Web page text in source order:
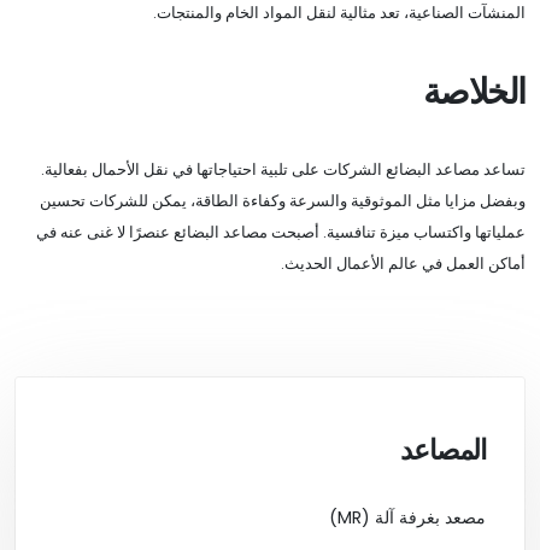
المنشآت الصناعية، تعد مثالية لنقل المواد الخام والمنتجات.
الخلاصة
تساعد مصاعد البضائع الشركات على تلبية احتياجاتها في نقل الأحمال بفعالية.
وبفضل مزايا مثل الموثوقية والسرعة وكفاءة الطاقة، يمكن للشركات تحسين
عملياتها واكتساب ميزة تنافسية. أصبحت مصاعد البضائع عنصرًا لا غنى عنه في
أماكن العمل في عالم الأعمال الحديث.
المصاعد
مصعد بغرفة آلة (MR)